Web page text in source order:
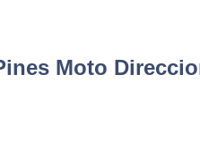
Moto